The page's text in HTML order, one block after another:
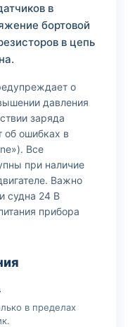
в
бортовой
в цепь
о
давления
заряда
об ошибках в
Все
при наличие
Важно
судна 24 В
прибора
в пределах